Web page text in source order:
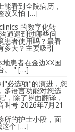
看到全院病历，
改又怕 […]
的数字化转
通遇到过哪些问
患者使用吗？最看
多大？主要吸引
患者在金边XX国
。 " […]
必选项"的演进，您
多语言功能对您选
，除了界面翻译，
叫号 2026年7月21
所的护士小段，面
这个 […]